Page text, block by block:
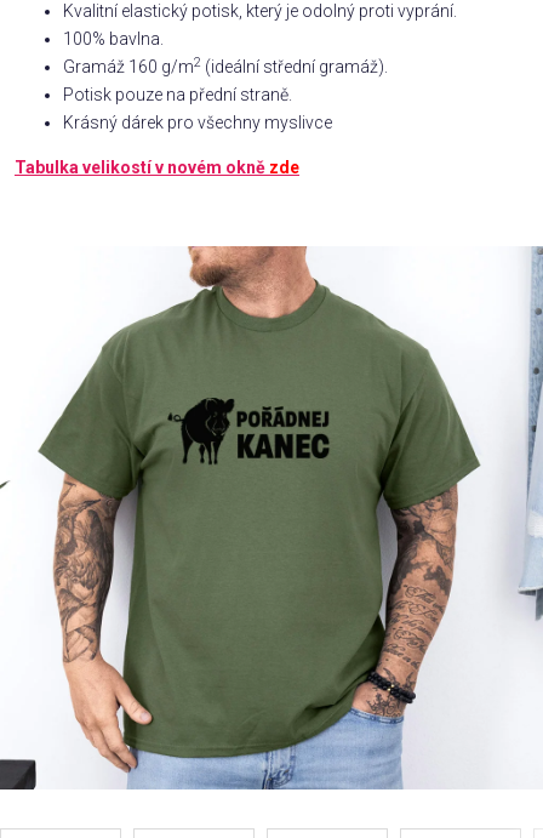
Povolání,
zájmy a
sport
Přihlášení
Kvalitní elastický potisk, který je odolný proti vyprání.
100% bavlna.
Gramáž 160 g/m2 (ideální střední gramáž).
Potisk pouze na přední straně.
Krásný dárek pro všechny myslivce
Tabulka velikostí v novém okně zde